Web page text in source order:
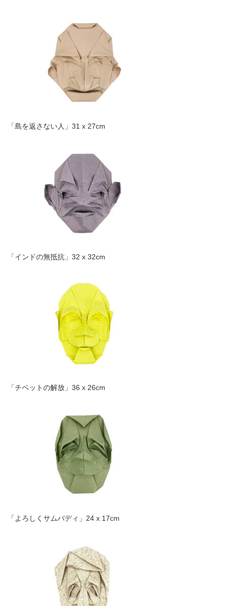
「島を返さない人」31 x 27cm
「インドの無抵抗」32 x 32cm
「チベットの解放」36 x 26cm
「よろしくサムバディ」24 x 17cm